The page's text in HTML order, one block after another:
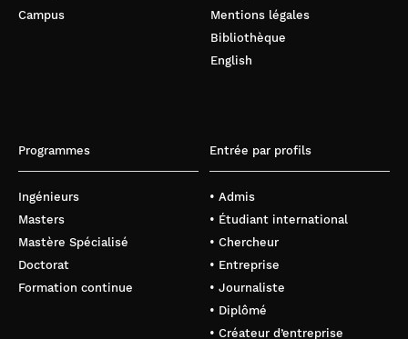
Campus
Mentions légales
Bibliothèque
English
Programmes
Ingénieurs
Masters
Mastère Spécialisé
Doctorat
Formation continue
Entrée par profils
• Admis
• Étudiant international
• Chercheur
• Entreprise
• Journaliste
• Diplômé
• Créateur d’entreprise